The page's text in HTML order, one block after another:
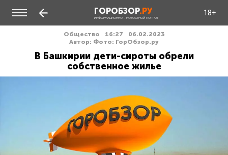
ГОРОБЗОР.РУ
ИНФОРМАЦИОННО - НОВОСТНОЙ ПОРТАЛ
18+
Общество 16:27
06.02.2023
Автор: Фото: ГорОбзор.ру
В Башкирии дети-сироты обрели
собственное жилье